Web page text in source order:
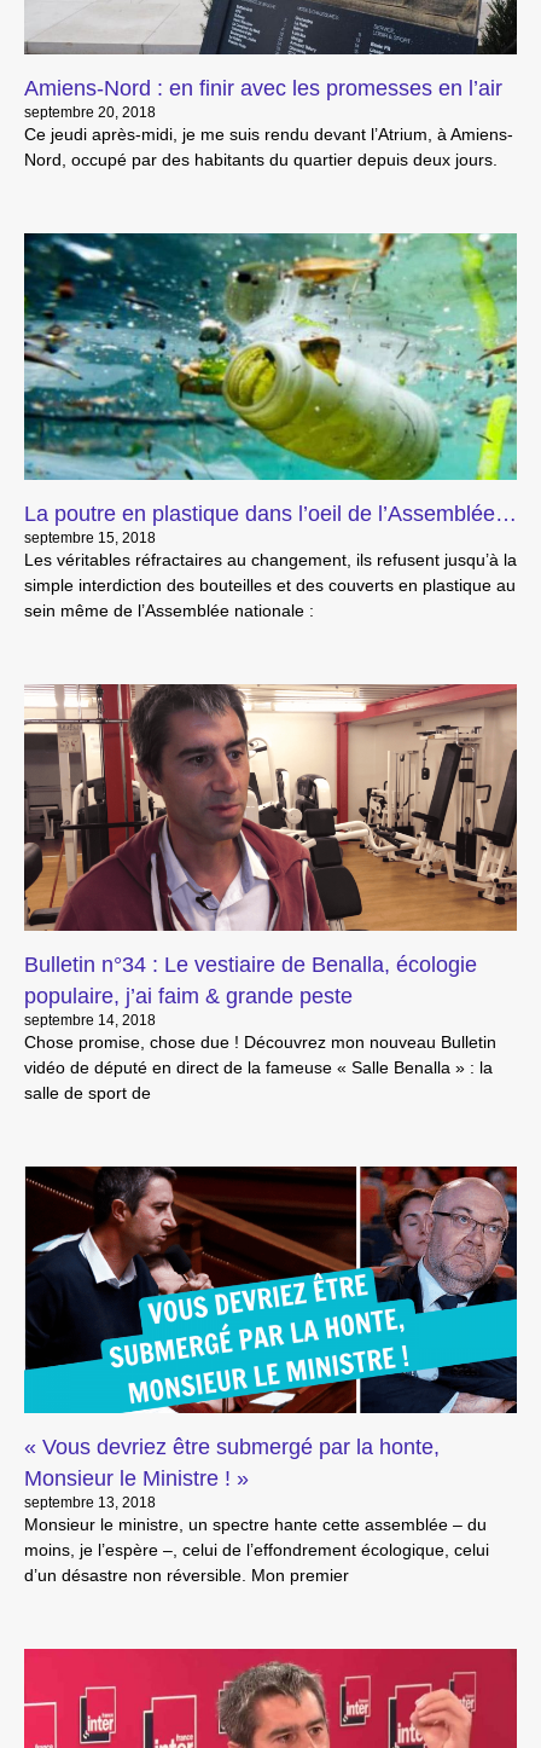
Amiens-Nord : en finir avec les promesses en l’air
septembre 20, 2018
Ce jeudi après-midi, je me suis rendu devant l’Atrium, à Amiens-
Nord, occupé par des habitants du quartier depuis deux jours.
La poutre en plastique dans l’oeil de l’Assemblée…
septembre 15, 2018
Les véritables réfractaires au changement, ils refusent jusqu’à la
simple interdiction des bouteilles et des couverts en plastique au
sein même de l’Assemblée nationale :
Bulletin n°34 : Le vestiaire de Benalla, écologie
populaire, j’ai faim & grande peste
septembre 14, 2018
Chose promise, chose due ! Découvrez mon nouveau Bulletin
vidéo de député en direct de la fameuse « Salle Benalla » : la
salle de sport de
« Vous devriez être submergé par la honte,
Monsieur le Ministre ! »
septembre 13, 2018
Monsieur le ministre, un spectre hante cette assemblée – du
moins, je l’espère –, celui de l’effondrement écologique, celui
d’un désastre non réversible. Mon premier